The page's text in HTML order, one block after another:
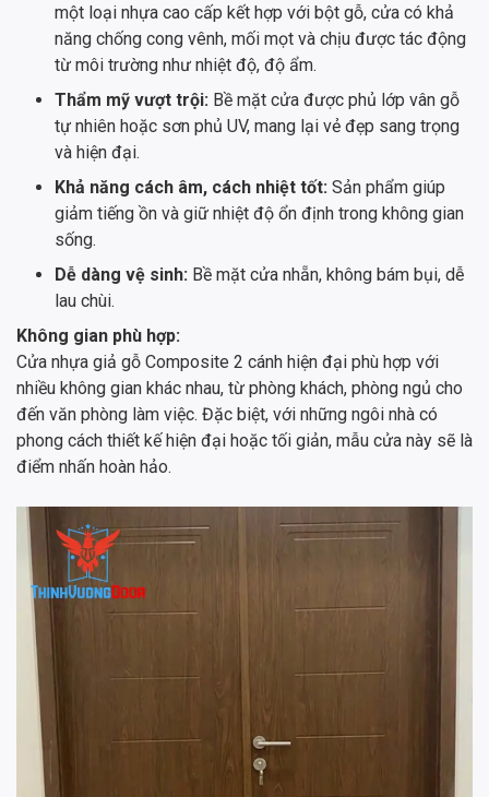
một loại nhựa cao cấp kết hợp với bột gỗ, cửa có khả
năng chống cong vênh, mối mọt và chịu được tác động
từ môi trường như nhiệt độ, độ ẩm.
Thẩm mỹ vượt trội: Bề mặt cửa được phủ lớp vân gỗ
tự nhiên hoặc sơn phủ UV, mang lại vẻ đẹp sang trọng
và hiện đại.
Khả năng cách âm, cách nhiệt tốt: Sản phẩm giúp
giảm tiếng ồn và giữ nhiệt độ ổn định trong không gian
sống.
Dễ dàng vệ sinh: Bề mặt cửa nhẵn, không bám bụi, dễ
lau chùi.
Không gian phù hợp:
Cửa nhựa giả gỗ Composite 2 cánh hiện đại phù hợp với
nhiều không gian khác nhau, từ phòng khách, phòng ngủ cho
đến văn phòng làm việc. Đặc biệt, với những ngôi nhà có
phong cách thiết kế hiện đại hoặc tối giản, mẫu cửa này sẽ là
điểm nhấn hoàn hảo.